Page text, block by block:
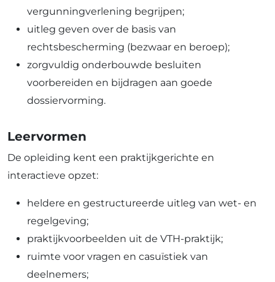
vergunningverlening begrijpen;
uitleg geven over de basis van
rechtsbescherming (bezwaar en beroep);
zorgvuldig onderbouwde besluiten
voorbereiden en bijdragen aan goede
dossiervorming.
Leervormen
De opleiding kent een praktijkgerichte en
interactieve opzet:
heldere en gestructureerde uitleg van wet- en
regelgeving;
praktijkvoorbeelden uit de VTH-praktijk;
ruimte voor vragen en casuïstiek van
deelnemers;